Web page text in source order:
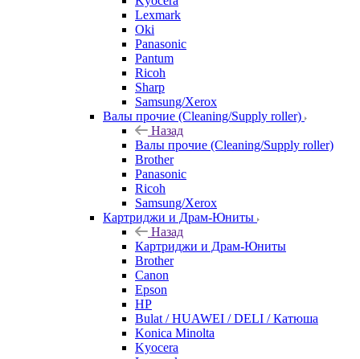
Lexmark
Oki
Panasonic
Pantum
Ricoh
Sharp
Samsung/Xerox
Валы прочие (Cleaning/Supply roller)
Назад
Валы прочие (Cleaning/Supply roller)
Brother
Panasonic
Ricoh
Samsung/Xerox
Картриджи и Драм-Юниты
Назад
Картриджи и Драм-Юниты
Brother
Canon
Epson
HP
Bulat / HUAWEI / DELI / Катюша
Konica Minolta
Kyocera